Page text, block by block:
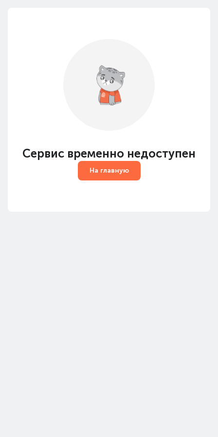
Сервис временно недоступен
На главную